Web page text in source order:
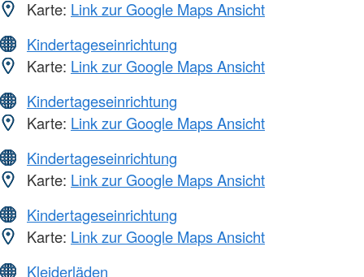
Karte: Link zur Google Maps Ansicht
Kindertageseinrichtung
Karte: Link zur Google Maps Ansicht
Kindertageseinrichtung
Karte: Link zur Google Maps Ansicht
Kindertageseinrichtung
Karte: Link zur Google Maps Ansicht
Kindertageseinrichtung
Karte: Link zur Google Maps Ansicht
Kleiderläden